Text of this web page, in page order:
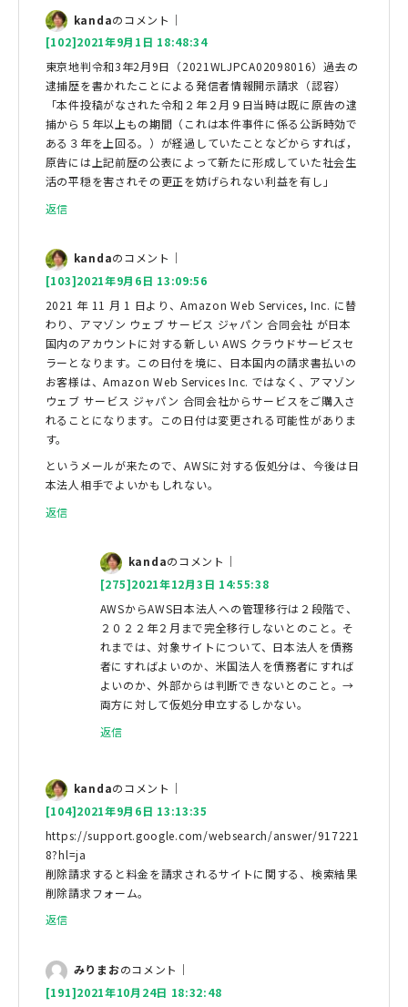
kandaのコメント｜
[102]2021年9月1日 18:48:34
東京地判令和3年2月9日（2021WLJPCA02098016）過去の
逮捕歴を書かれたことによる発信者情報開示請求（認容）
「本件投稿がなされた令和２年２月９日当時は既に原告の逮
捕から５年以上もの期間（これは本件事件に係る公訴時効で
ある３年を上回る。）が経過していたことなどからすれば，
原告には上記前歴の公表によって新たに形成していた社会生
活の平穏を害されその更正を妨げられない利益を有し」
返信
kandaのコメント｜
[103]2021年9月6日 13:09:56
2021 年 11 月 1 日より、Amazon Web Services, Inc. に替
わり、アマゾン ウェブ サービス ジャパン 合同会社 が日本
国内のアカウントに対する新しい AWS クラウドサービスセ
ラーとなります。この日付を境に、日本国内の請求書払いの
お客様は、Amazon Web Services Inc. ではなく、アマゾン
ウェブ サービス ジャパン 合同会社からサービスをご購入さ
れることになります。この日付は変更される可能性がありま
す。
というメールが来たので、AWSに対する仮処分は、今後は日
本法人相手でよいかもしれない。
返信
kandaのコメント｜
[275]2021年12月3日 14:55:38
AWSからAWS日本法人への管理移行は２段階で、
２０２２年２月まで完全移行しないとのこと。そ
れまでは、対象サイトについて、日本法人を債務
者にすればよいのか、米国法人を債務者にすれば
よいのか、外部からは判断できないとのこと。→
両方に対して仮処分申立するしかない。
返信
kandaのコメント｜
[104]2021年9月6日 13:13:35
https://support.google.com/websearch/answer/917221
8?hl=ja
削除請求すると料金を請求されるサイトに関する、検索結果
削除請求フォーム。
返信
みりまおのコメント｜
[191]2021年10月24日 18:32:48